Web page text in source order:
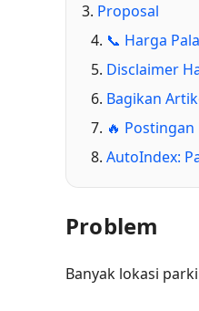
Proposal
📞 Harga
Disclaimer
Bagikan
🔥
AutoIndex:
Problem
Banyak lokasi